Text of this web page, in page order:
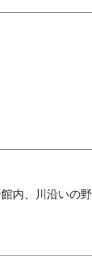
内、川沿いの